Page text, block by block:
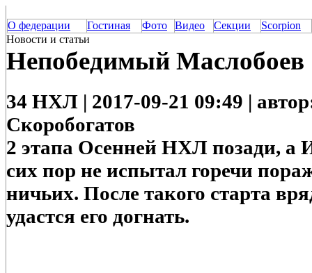
О федерации Гостиная Фото Видео Секции
Scorpion
Новости и статьи
Непобедимый Маслобоев
34 НХЛ | 2017-09-21 09:49 |
Скоробогатов
2 этапа Осенней НХЛ позади, а
сих пор не испытал горечи
ничьих. После такого старта
удастся его догнать.